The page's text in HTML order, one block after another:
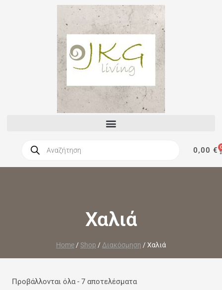
0,00 €
Χαλιά
Home/Shop /Διακόσμηση /Χαλιά
Προβάλλονται όλα - 7 αποτελέσματα